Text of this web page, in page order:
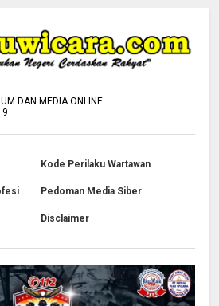
DAN MEDIA ONLINE
Kode Perilaku Wartawan
Pedoman Media Siber
Disclaimer